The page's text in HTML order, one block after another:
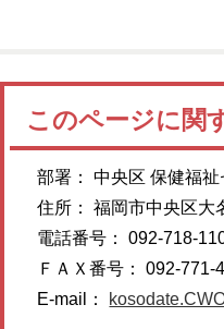
このページに関
部署： 中央区 保健福
住所： 福岡市中央区大
電話番号： 092-718-
ＦＡＸ番号： 092-771-
E-mail：